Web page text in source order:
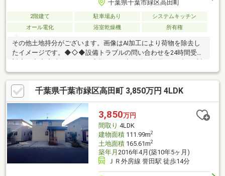
千葉県千葉市緑区高田町
2階建て 駐車場あり
システムキッチン
オール電化
浴室乾燥機 所有権
その他土地持分がございます。画像はAI加工により荷物を除去し
たイメージです。◆◇◆設備トラブルの問い合わせを24時間受付
応する「駆けつけ」サービスを提供しております。24時間365日
コールセンター対応！30分以内の一次応急処置を無料にて行いま
す。※対象期間：物件引き渡し日の翌月末まで※対象者・対象設
備・その他諸条件あり
千葉県千葉市緑区高田町 3,850万円 4LDK
3,850万円
間取り 4LDK
建物面積111.99m2
土地面積165.61m2
築年月 2016年4月(築10年5ヶ月)
ＪＲ外房線 誉田駅 徒歩14分